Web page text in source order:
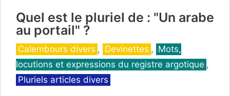
Quel est le pluriel de : "Un arabe
au portail" ?
Catégories
Calembours divers , Devinettes , Mots,
locutions et expressions du registre argotique ,
Pluriels articles divers